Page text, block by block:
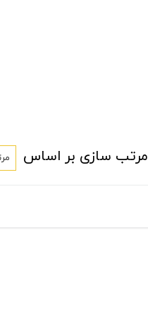
مرتب سازی بر اساس